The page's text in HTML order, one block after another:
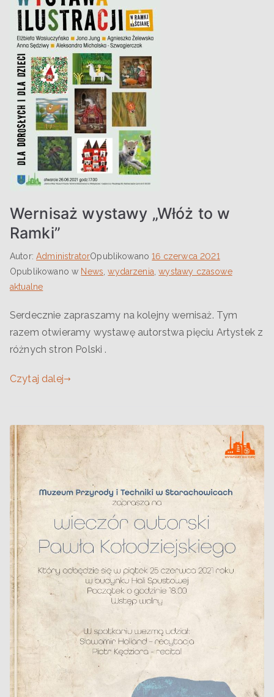
Wernisaż wystawy „Włóż to w
Ramki”
Autor:AdministratorOpublikowano16 czerwca 2021
Opublikowano w News ,wydarzenia ,wystawy czasowe
aktualne
Serdecznie zapraszamy na kolejny wernisaż. Tym
razem otwieramy wystawę autorstwa pięciu Artystek z
różnych stron Polski .
Czytaj dalej